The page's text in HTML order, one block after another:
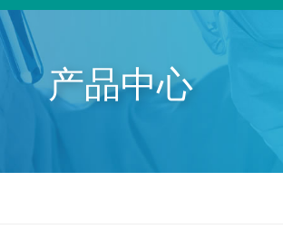
产品中心